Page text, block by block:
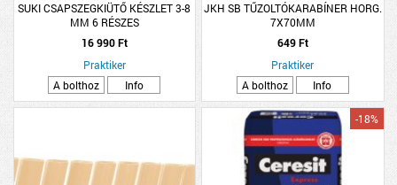
SUKI CSAPSZEGKIÜTŐ KÉSZLET 3-8
MM 6 RÉSZES
16 990 Ft
Praktiker
A bolthoz
Info
JKH SB TŰZOLTÓKARABÍNER HORG.
7X70MM
649 Ft
Praktiker
A bolthoz
Info
-18%